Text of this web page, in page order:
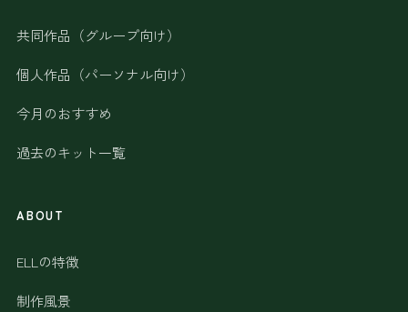
索
共同作品（グループ向け）
個人作品（パーソナル向け）
今月のおすすめ
過去のキット一覧
ABOUT
ELLの特徴
制作風景